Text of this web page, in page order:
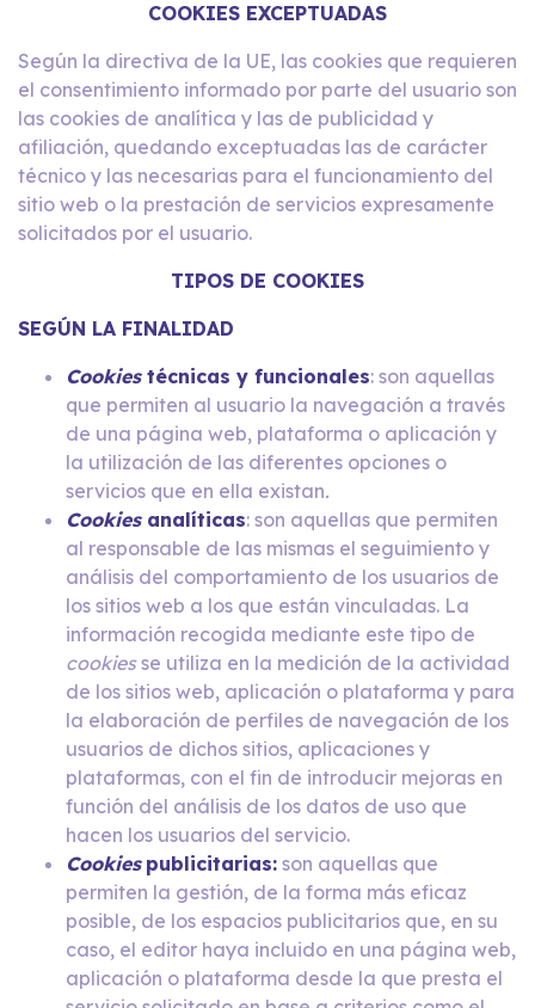
COOKIES EXCEPTUADAS
Según la directiva de la UE, las cookies que requieren
el consentimiento informado por parte del usuario son
las cookies de analítica y las de publicidad y
afiliación, quedando exceptuadas las de carácter
técnico y las necesarias para el funcionamiento del
sitio web o la prestación de servicios expresamente
solicitados por el usuario.
TIPOS DE COOKIES
SEGÚN LA FINALIDAD
Cookies técnicas y funcionales: son aquellas
que permiten al usuario la navegación a través
de una página web, plataforma o aplicación y
la utilización de las diferentes opciones o
servicios que en ella existan.
Cookies analíticas: son aquellas que permiten
al responsable de las mismas el seguimiento y
análisis del comportamiento de los usuarios de
los sitios web a los que están vinculadas. La
información recogida mediante este tipo de
cookiesse utiliza en la medición de la actividad
de los sitios web, aplicación o plataforma y para
la elaboración de perfiles de navegación de los
usuarios de dichos sitios, aplicaciones y
plataformas, con el fin de introducir mejoras en
función del análisis de los datos de uso que
hacen los usuarios del servicio.
Cookies publicitarias: son aquellas que
permiten la gestión, de la forma más eficaz
posible, de los espacios publicitarios que, en su
caso, el editor haya incluido en una página web,
aplicación o plataforma desde la que presta el